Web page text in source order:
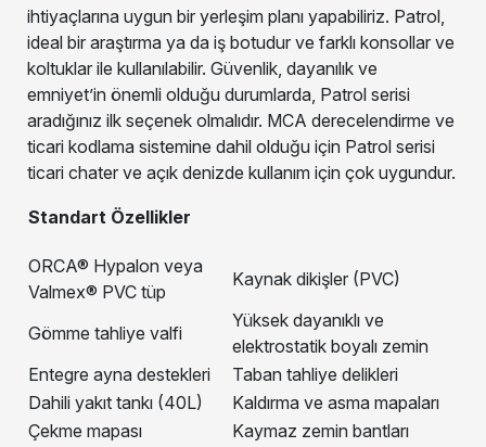
ihtiyaçlarına uygun bir yerleşim planı yapabiliriz. Patrol,
ideal bir araştırma ya da iş botudur ve farklı konsollar ve
koltuklar ile kullanılabilir. Güvenlik, dayanılık ve
emniyet’in önemli olduğu durumlarda, Patrol serisi
aradığınız ilk seçenek olmalıdır. MCA derecelendirme ve
ticari kodlama sistemine dahil olduğu için Patrol serisi
ticari chater ve açık denizde kullanım için çok uygundur.
Standart Özellikler
ORCA® Hypalon veya
Valmex® PVC tüp
Kaynak dikişler (PVC)
Gömme tahliye valfi
Yüksek dayanıklı ve
elektrostatik boyalı zemin
Entegre ayna destekleri
Taban tahliye delikleri
Dahili yakıt tankı (40L)
Kaldırma ve asma mapaları
Çekme mapası
Kaymaz zemin bantları